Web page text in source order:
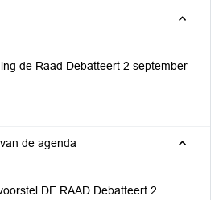
de Raad Debatteert 2 september
de agenda
DE RAAD Debatteert 2